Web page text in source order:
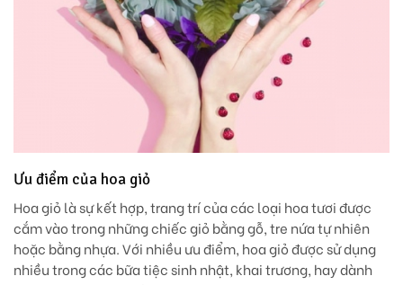
Ưu điểm của hoa giỏ
Hoa giỏ là sự kết hợp, trang trí của các loại hoa tươi được
cắm vào trong những chiếc giỏ bằng gỗ, tre nứa tự nhiên
hoặc bằng nhựa. Với nhiều ưu điểm, hoa giỏ được sử dụng
nhiều trong các bữa tiệc sinh nhật, khai trương, hay dành